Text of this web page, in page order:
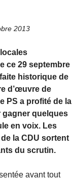
2013
ce 29 septembre
historique de
d’œuvre de
PS a profité de la
quelques
en voix. Les
la CDU sortent
du scrutin.
avant tout